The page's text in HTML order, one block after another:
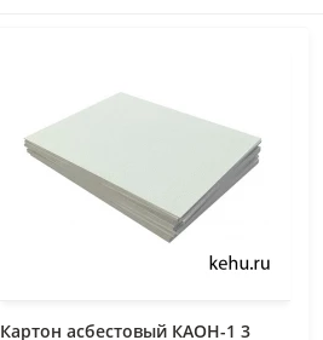
Картон асбестовый КАОН-1 3